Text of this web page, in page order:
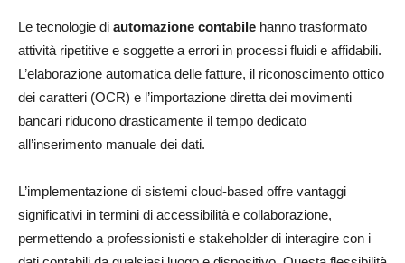
Le tecnologie di automazione contabile hanno trasformato
attività ripetitive e soggette a errori in processi fluidi e affidabili.
L’elaborazione automatica delle fatture, il riconoscimento ottico
dei caratteri (OCR) e l’importazione diretta dei movimenti
bancari riducono drasticamente il tempo dedicato
all’inserimento manuale dei dati.
L’implementazione di sistemi cloud-based offre vantaggi
significativi in termini di accessibilità e collaborazione,
permettendo a professionisti e stakeholder di interagire con i